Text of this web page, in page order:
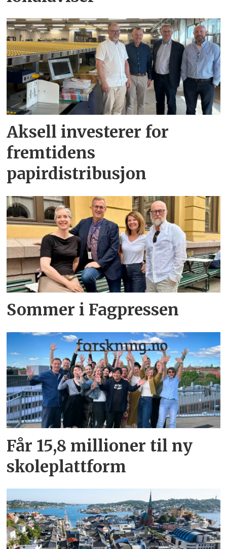
Aksell investerer for
fremtidens
papirdistribusjon
Sommer i Fagpressen
Får 15,8 millioner til ny
skoleplattform